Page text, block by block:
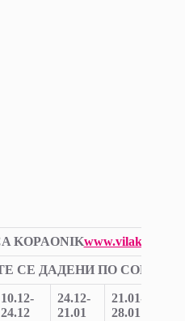
KOPAONIK
СЕ ДАДЕНИ ПО СОБА
10.12-
24.12
24.12-
21.01
21.01-
28.01